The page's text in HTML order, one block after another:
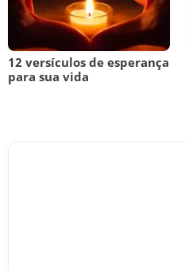
12 versículos de esperança
para sua vida